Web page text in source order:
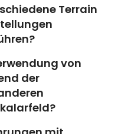
Terrain
von
der